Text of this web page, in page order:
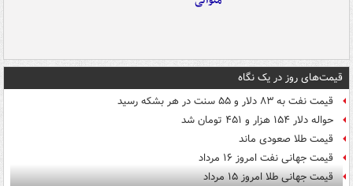
قیمت‌های روز در یک نگاه
قیمت نفت به ۸۳ دلار و ۵۵ سنت در هر بشکه رسید
حواله دلار ۱۵۴ هزار و ۴۵۱ تومان شد
قیمت طلا صعودی ماند
قیمت جهانی نفت امروز ۱۶ مرداد
قیمت جهانی طلا امروز ۱۵ مرداد